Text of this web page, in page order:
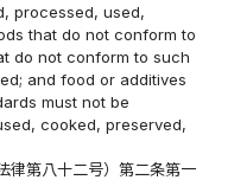
processed, used,
that do not conform to
do not conform to such
and food or additives
must not be
cooked, preserved,
律第八十二号）第二条第一